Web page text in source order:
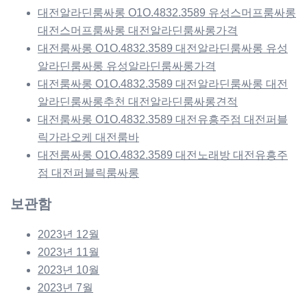
대전알라딘룸싸롱 O1O.4832.3589 유성스머프룸싸롱
대전스머프룸싸롱 대전알라딘룸싸롱가격
대전룸싸롱 O1O.4832.3589 대전알라딘룸싸롱 유성
알라딘룸싸롱 유성알라딘룸싸롱가격
대전룸싸롱 O1O.4832.3589 대전알라딘룸싸롱 대전
알라딘룸싸롱추천 대전알라딘룸싸롱견적
대전룸싸롱 O1O.4832.3589 대전유흥주점 대전퍼블
릭가라오케 대전룸바
대전룸싸롱 O1O.4832.3589 대전노래방 대전유흥주
점 대전퍼블릭룸싸롱
보관함
2023년 12월
2023년 11월
2023년 10월
2023년 7월